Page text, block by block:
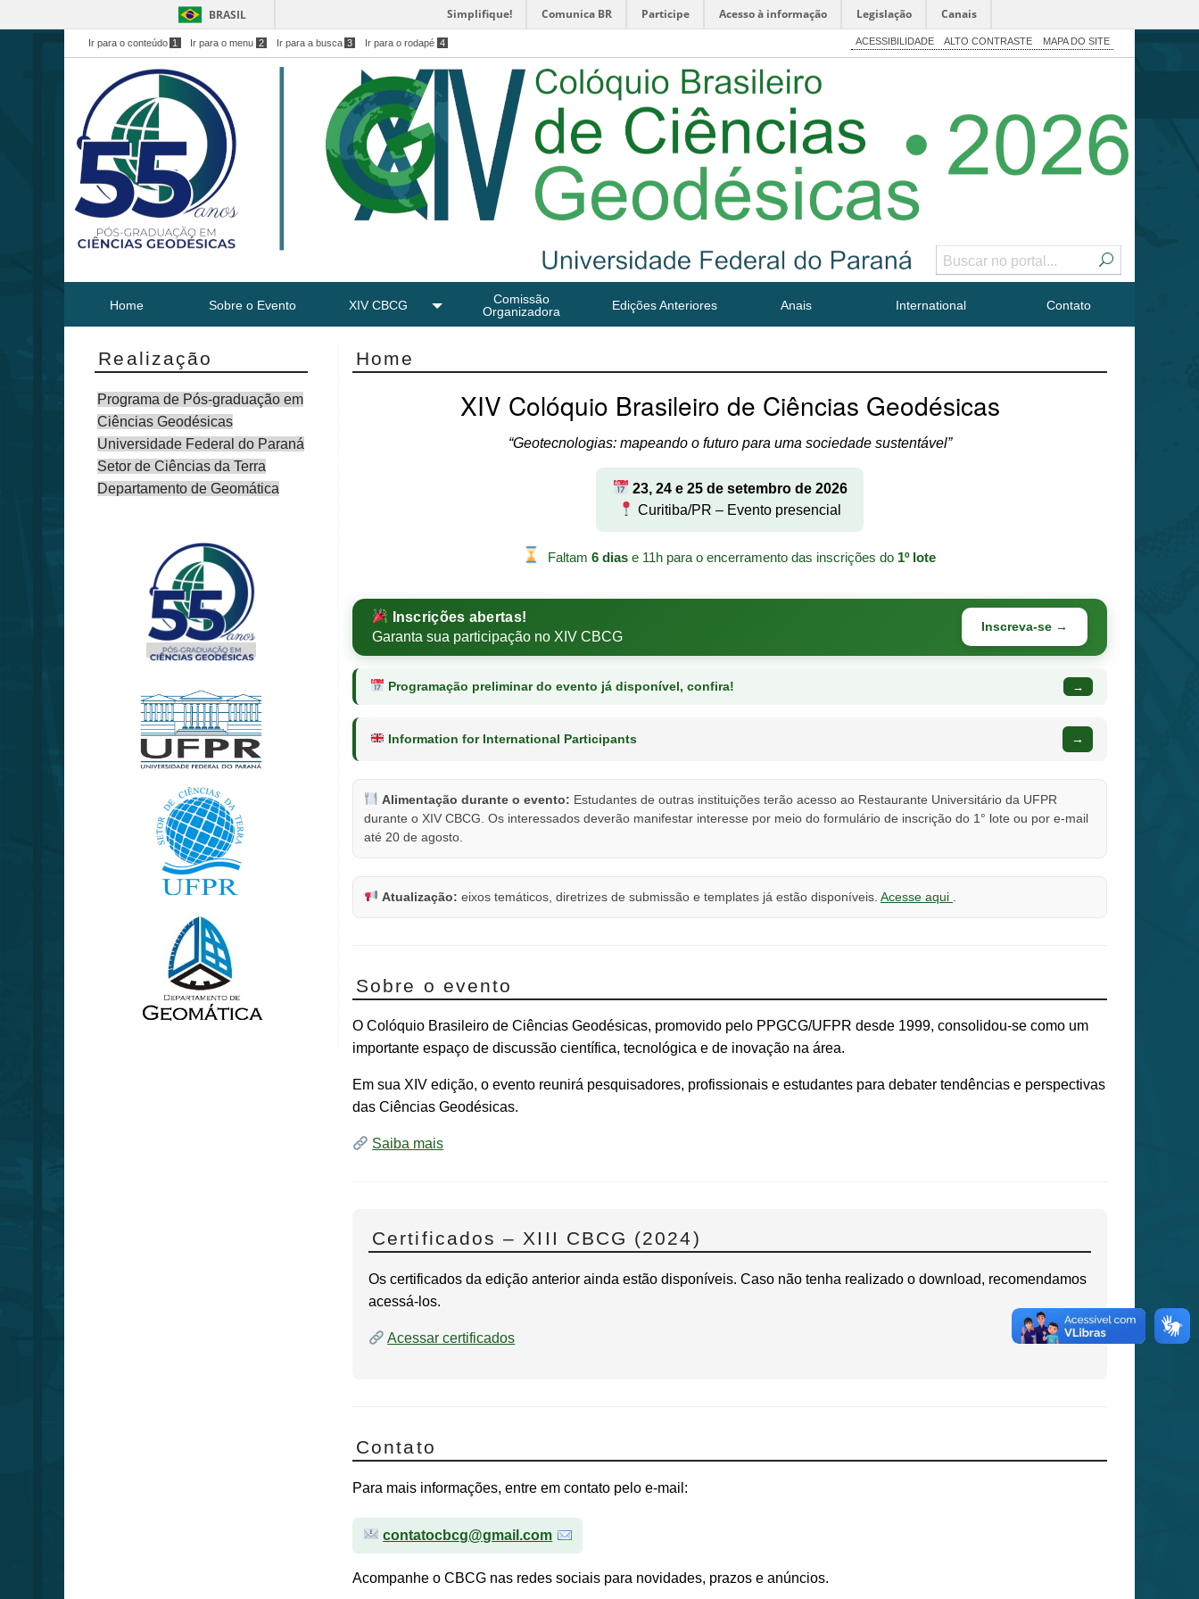
BRASIL Simplifique! Comunica BR Participe Acesso à informação Legislação Canais
Ir para o conteúdo 1 Ir para o menu 2 Ir para a busca 3 Ir para o rodapé 4 ACESSIBILIDADE ALTO CONTRASTE MAPA DO SITE
Home Sobre o Evento XIV CBCG
Comissão
Organizadora
Edições Anteriores Anais International Contato
Realização
Programa de Pós-graduação em
Ciências Geodésicas
Universidade Federal do Paraná
Setor de Ciências da Terra
Departamento de Geomática
Home
XIV Colóquio Brasileiro de Ciências Geodésicas
“Geotecnologias: mapeando o futuro para uma sociedade sustentável”
23, 24 e 25 de setembro de 2026
Curitiba/PR – Evento presencial
Faltam6 dias e 11h para o encerramento das inscrições do 1º lote
Inscrições abertas!
Garanta sua participação no XIV CBCG
Inscreva-se →
Programação preliminar do evento já disponível, confira! →
Information for International Participants →
Alimentação durante o evento: Estudantes de outras instituições terão acesso ao Restaurante Universitário da UFPR
durante o XIV CBCG. Os interessados deverão manifestar interesse por meio do formulário de inscrição do 1° lote ou por e-mail
até 20 de agosto.
Atualização: eixos temáticos, diretrizes de submissão e templates já estão disponíveis. Acesse aqui
Sobre o evento
O Colóquio Brasileiro de Ciências Geodésicas, promovido pelo PPGCG/UFPR desde 1999, consolidou-se como um
importante espaço de discussão científica, tecnológica e de inovação na área.
Em sua XIV edição, o evento reunirá pesquisadores, profissionais e estudantes para debater tendências e perspectivas
das Ciências Geodésicas.
Saiba mais
Certificados – XIII CBCG (2024)
Os certificados da edição anterior ainda estão disponíveis. Caso não tenha realizado o download, recomendamos
acessá-los.
Acessar certificados
Contato
Para mais informações, entre em contato pelo e-mail:
contatocbcg@gmail.com
Acompanhe o CBCG nas redes sociais para novidades, prazos e anúncios.